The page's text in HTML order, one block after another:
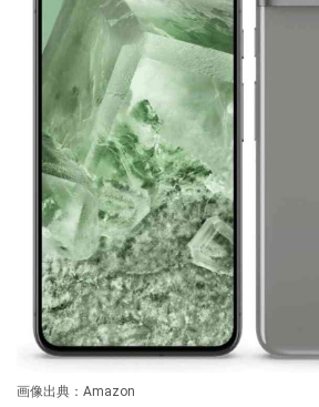
画像出典：Amazon